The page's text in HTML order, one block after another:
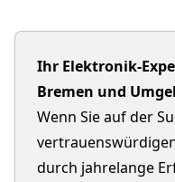
Ihr Elektronik-
Bremen und
Wenn Sie auf der
durch jahrelange